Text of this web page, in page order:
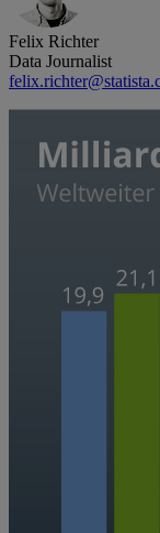
Felix Richter
Data Journalist